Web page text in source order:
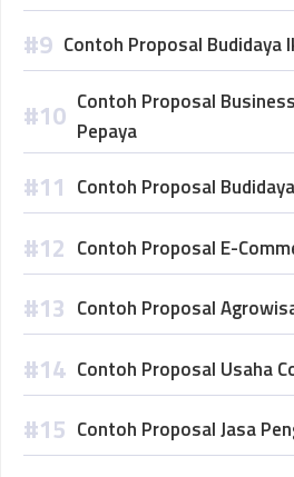
Contoh Proposal Budidaya
Contoh Proposal
Pepaya
Contoh Proposal
Contoh Proposal E-
Contoh Proposal
Contoh Proposal Usaha
Contoh Proposal Jasa